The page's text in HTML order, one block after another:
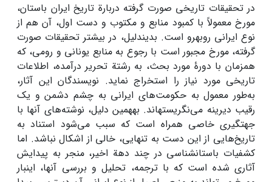
در تحقیقات تاریخی صورت گرفته دربارة تاریخ ایران باستان،
مورخ معمولاً با کمبود منابع و مکتوب و دست اول، آن هم از
نوع ایرانی روبه­رو است. بدین­دلیل، در بیشتر تحقیقات صورت
گرفته، مورخ مجبور است با رجوع به منابع یونانی و رومی، که
هم­زمان با دورۀ مورد بحث، به رشتة تحریر درآمده، اطلاعات
تاریخی مورد نیاز را استخراج نماید. نویسندگان این آثار،
به‌طور معمول به حکومت‌های ایرانی به چشم دشمن و یک
رقیب دیرینه می‌نگریسته­اند. به­همین دلیل، نوشته‌های آنها با
جهت­گیری خاصی همراه است که سبب می‌شود استناد به
تاریخ‌هایی از این دست به تنهایی، خالی از اشکال نباشد. اما
کشفیات باستان­شناسی در چند دهة اخیر، منجر به پیدایش
آثاری شده است که با ترجمه، تحلیل و بررسی آنها، این­بار